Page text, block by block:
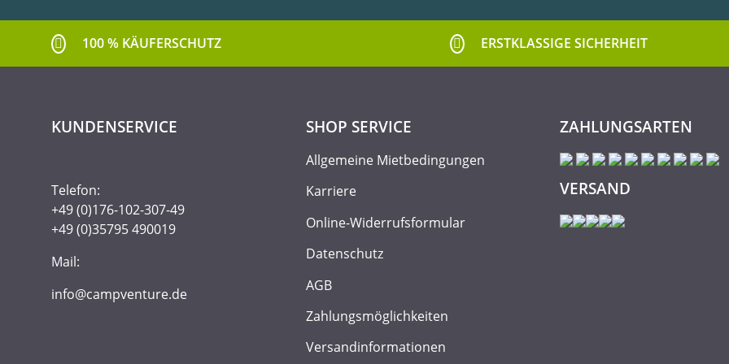
100 % KÄUFERSCHUTZ ERSTKLASSIGE SICHERHEIT
KUNDENSERVICE
Telefon:
+49 (0)176-102-307-49
+49 (0)35795 490019
Mail:
info@campventure.de
SHOP SERVICE
Allgemeine Mietbedingungen
Karriere
Online-Widerrufsformular
Datenschutz
AGB
Zahlungsmöglichkeiten
Versandinformationen
ZAHLUNGSARTEN
VERSAND